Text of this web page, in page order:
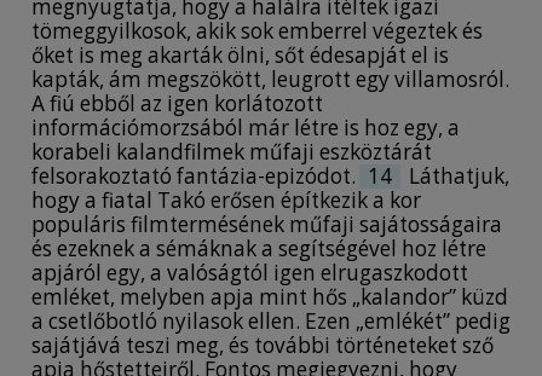
megnyugtatja, hogy a halálra ítéltek igazi
tömeggyilkosok, akik sok emberrel végeztek és
őket is meg akarták ölni, sőt édesapját el is
kapták, ám megszökött, leugrott egy villamosról.
A fiú ebből az igen korlátozott
információmorzsából már létre is hoz egy, a
korabeli kalandfilmek műfaji eszköztárát
felsorakoztató fantázia-epizódot. 14
Láthatjuk,
hogy a fiatal Takó erősen építkezik a kor
populáris filmtermésének műfaji sajátosságaira
és ezeknek a sémáknak a segítségével hoz létre
apjáról egy, a valóságtól igen elrugaszkodott
emléket, melyben apja mint hős „kalandor” küzd
a csetlőbotló nyilasok ellen. Ezen „emlékét” pedig
sajátjává teszi meg, és további történeteket sző
apja hőstetteiről. Fontos megjegyezni, hogy